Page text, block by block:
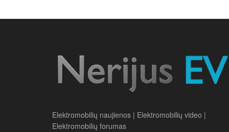
Elektromobilių naujienos | Elektromobilių video |
Elektromobilių forumas